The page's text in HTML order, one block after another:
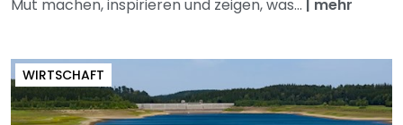
Mut machen, inspirieren und zeigen, was... | mehr
WIRTSCHAFT